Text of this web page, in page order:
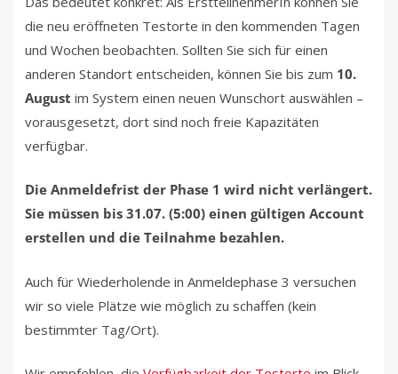
die neu eröffneten Testorte in den kommenden Tagen
und Wochen beobachten. Sollten Sie sich für einen
anderen Standort entscheiden, können Sie bis zum 10.
August im System einen neuen Wunschort auswählen –
vorausgesetzt, dort sind noch freie Kapazitäten
verfügbar.
Die Anmeldefrist der Phase 1 wird nicht verlängert.
Sie müssen bis 31.07. (5:00) einen gültigen Account
erstellen und die Teilnahme bezahlen.
Auch für Wiederholende in Anmeldephase 3 versuchen
wir so viele Plätze wie möglich zu schaffen (kein
bestimmter Tag/Ort).